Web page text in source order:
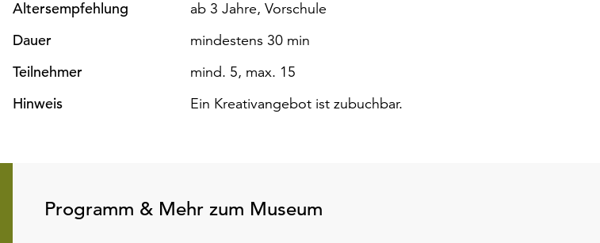
Altersempfehlung
ab 3 Jahre, Vorschule
Dauer
mindestens 30 min
Teilnehmer
mind. 5, max. 15
Hinweis
Ein Kreativangebot ist zubuchbar.
Programm & Mehr zum Museum